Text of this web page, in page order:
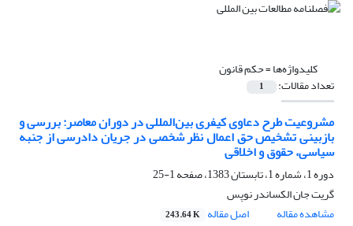
کلیدواژه‌ها =حکم قانون
تعداد مقالات: 1
مشروعیت طرح دعاوی کیفری بین‌المللی در دوران معاصر: بررسی و
بازبینی تشخیص حق اعمال نظر شخصی در جریان دادرسی از جنبه
سیاسی، حقوق و اخلاقی
دوره 1، شماره 1، تابستان 1383، صفحه
1-25
گریت جان الکساندر نوپس
مشاهده مقاله
اصل مقاله 243.64 K